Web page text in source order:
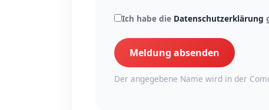
Ich habe die Datenschutzerklärung
Meldung absenden
Der angegebene Name wird in der